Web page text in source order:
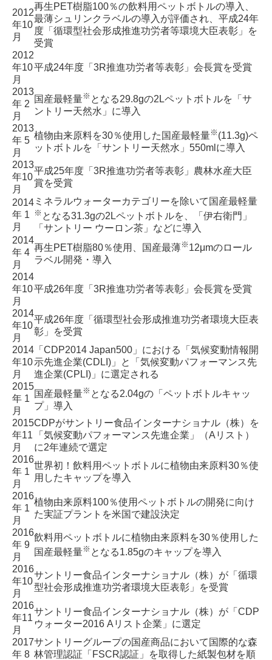
2012
年10
月
再生PET樹脂100％の飲料用ペットボトルの導入、
最薄シュリンクラベルの導入が評価され、平成24年
度「循環型社会形成推進功労者等環境大臣表彰」を
受賞
2012
年10
月
平成24年度「3R推進功労者等表彰」会長賞を受賞
2013
年 2
月
国産最軽量※ となる29.8gの2Lペットボトルを「サ
ントリー天然水」に導入
2013
年 5
月
植物由来原料を30％使用した 国産最軽量※ (11.3g)ペ
ットボトルを「サントリー天然水」550mlに導入
2013
年10
月
平成25年度 「3R推進功労者等表彰」農林水産大臣
賞を受賞
2014
年 1
月
ミネラルウォーターカテゴリーを除いて国産最軽量
※ となる31.3gの2Lペットボトルを、「伊右衛門」
「サントリー ウーロン茶」などに導入
2014
年 4
月
再生PET樹脂80％使用、 国産最薄※ 12μmのロール
ラベル開発・導入
2014
年10
月
平成26年度 「3R推進功労者等表彰」会長賞を受賞
2014
年10
月
平成26年度 「循環型社会形成推進功労者環境大臣表
彰」を受賞
2014
年10
月
「CDP2014 Japan500」における
「気候変動情報開
示先進企業(CDLI)」と「気候変動パフォーマンス先
進企業(CPLI)」に選定される
2015
年 1
月
国産最軽量※ となる2.04gの「ペットボトルキャッ
プ」導入
2015
年11
月
CDPがサントリー食品インターナショナル（株）を
「気候変動パフォーマンス先進企業」（Aリスト）
に2年連続で選定
2016
年 1
月
世界初！飲料用ペットボトルに植物由来原料30％使
用したキャップを導入
2016
年 1
月
植物由来原料100％使用ペットボトルの開発に向け
た実証プラントを米国で建設決定
2016
年 9
月
飲料用ペットボトルに植物由来原料を30％使用した
国産最軽量※ となる1.85gのキャップを導入
2016
年10
月
サントリー食品インターナショナル（株）が 「循環
型社会形成推進功労者環境大臣表彰」を受賞
2016
年11
月
サントリー食品インターナショナル（株）が 「CDP
ウォーター2016 Aリスト企業」に選定
2017
年 8
サントリーグループの国産商品において国際的な森
林管理認証 「FSCR認証」を取得した紙製包材を順